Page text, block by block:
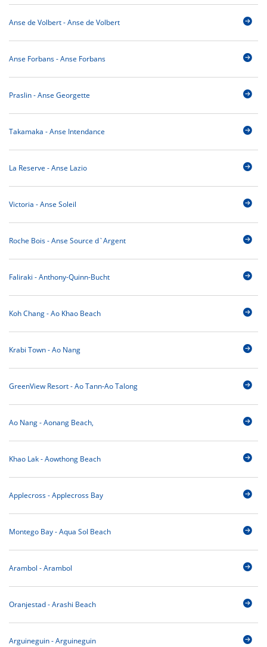
Anse de Volbert - Anse de Volbert
Anse Forbans - Anse Forbans
Praslin - Anse Georgette
Takamaka - Anse Intendance
La Reserve - Anse Lazio
Victoria - Anse Soleil
Roche Bois - Anse Source d`Argent
Faliraki - Anthony-Quinn-Bucht
Koh Chang - Ao Khao Beach
Krabi Town - Ao Nang
GreenView Resort - Ao Tann-Ao Talong
Ao Nang - Aonang Beach,
Khao Lak - Aowthong Beach
Applecross - Applecross Bay
Montego Bay - Aqua Sol Beach
Arambol - Arambol
Oranjestad - Arashi Beach
Arguineguin - Arguineguin